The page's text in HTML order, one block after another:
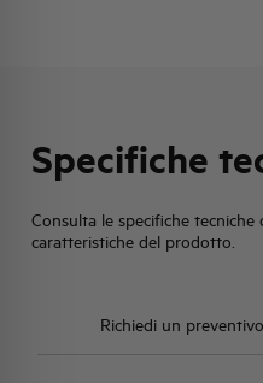
Specifiche
Consulta le specifiche
caratteristiche del prodotto.
Richiedi un preventivo